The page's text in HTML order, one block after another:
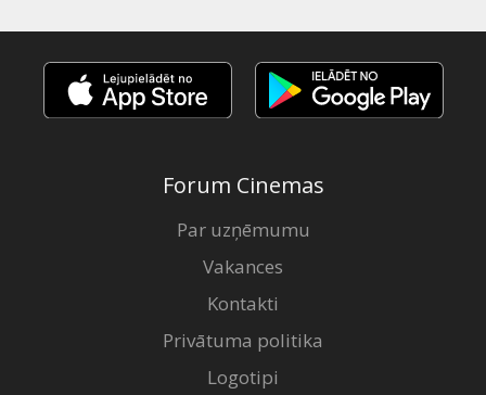
B2B
Kino
Klubs
Forum Cinemas
Par uzņēmumu
Vakances
Kontakti
Privātuma politika
Logotipi